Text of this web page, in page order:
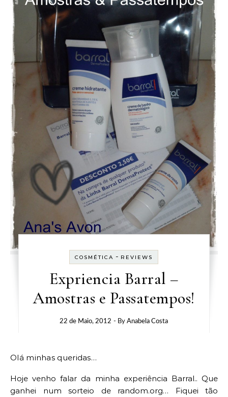
COSMÉTICA - REVIEWS
Expriencia Barral –
Amostras e Passatempos!
22 de Maio, 2012 - ByAnabela Costa
Olá minhas queridas…
Hoje venho falar da minha experiência Barral.. Que
ganhei num sorteio de random.org… Fiquei tão